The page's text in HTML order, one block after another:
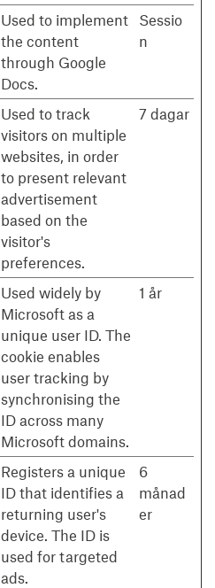
Used to implement
the content
through Google
Docs.
Sessio
n
Used to track
visitors on multiple
websites, in order
to present relevant
advertisement
based on the
visitor's
preferences.
7 dagar
Used widely by
Microsoft as a
unique user ID. The
cookie enables
user tracking by
synchronising the
ID across many
Microsoft domains.
1 år
Registers a unique
ID that identifies a
returning user's
device. The ID is
used for targeted
ads.
6
månad
er